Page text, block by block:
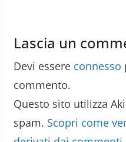
Lascia un
Devi essere connesso
commento.
Questo sito utilizza
spam. Scopri come